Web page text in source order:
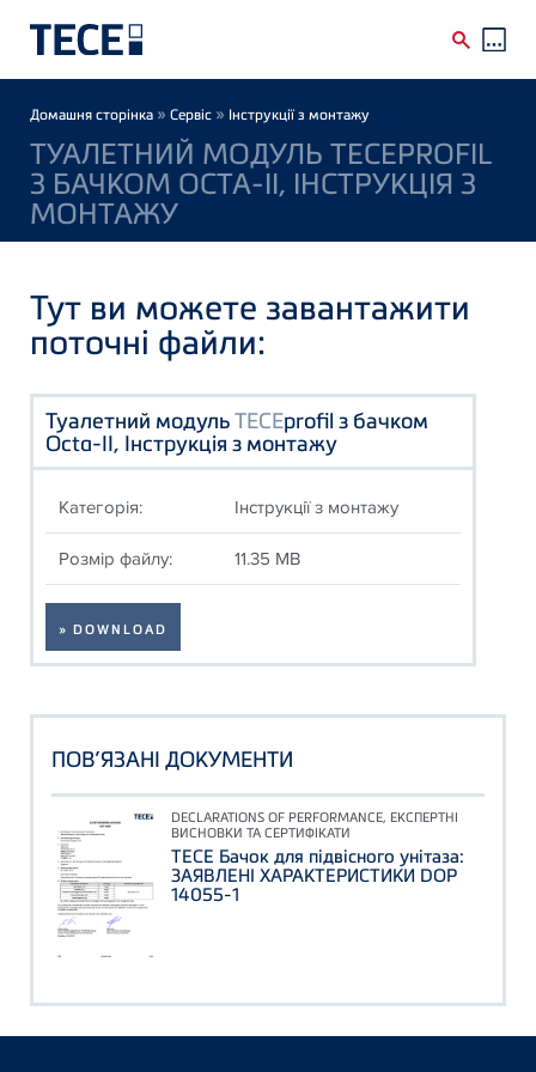
Breadcrumb
Домашня сторінка » Сервіс » Інструкції з монтажу
ТУАЛЕТНИЙ МОДУЛЬ TECEPROFIL
З БАЧКОМ OCTA-II, ІНСТРУКЦІЯ З
МОНТАЖУ
Тут ви можете завантажити
поточні файли:
Туалетний модульTECEprofil з бачком
Octa-II, Інструкція з монтажу
Категорія: Інструкції з монтажу
Розмір файлу: 11.35 MB
» DOWNLOAD
ПОВ’ЯЗАНІ ДОКУМЕНТИ
DECLARATIONS OF PERFORMANCE, ЕКСПЕРТНІ
ВИСНОВКИ ТА СЕРТИФІКАТИ
TECE Бачок для підвісного унітаза:
ЗАЯВЛЕНІ ХАРАКТЕРИСТИКИ DOP
14055-1